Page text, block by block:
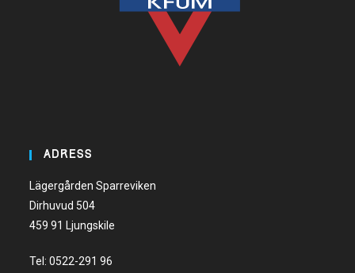
ADRESS
Lägergården Sparreviken
Dirhuvud 504
459 91 Ljungskile
Tel:0522-291 96